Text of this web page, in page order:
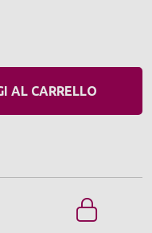
AL CARRELLO